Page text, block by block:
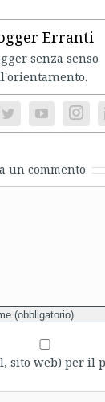
Erranti
senza senso
un commento
sito web) per il